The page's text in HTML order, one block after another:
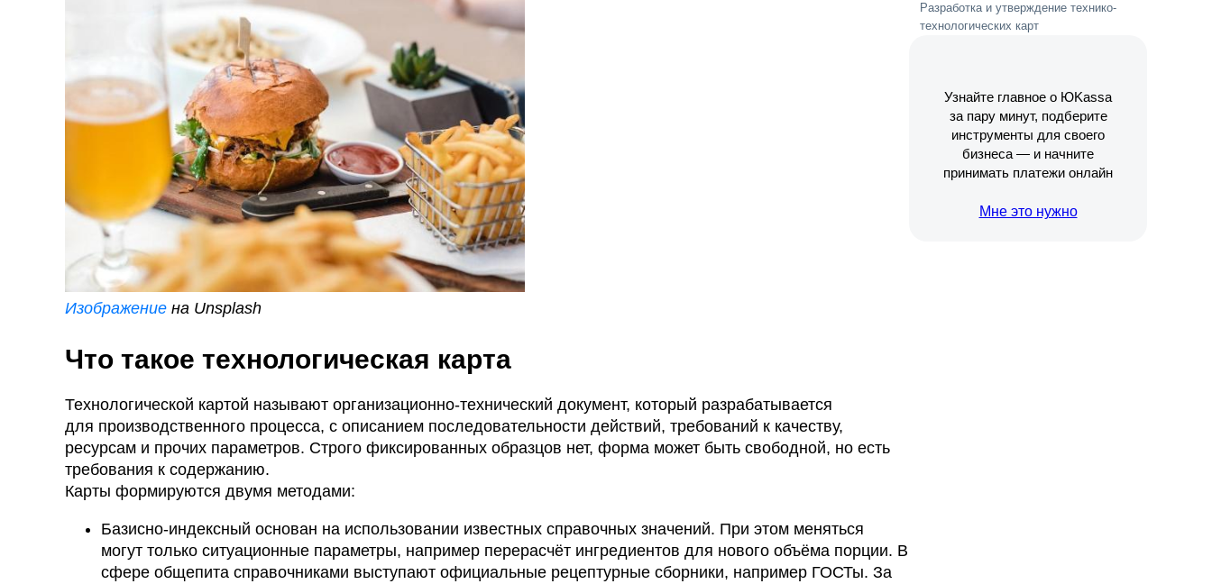
Разработка и утверждение технико-
технологических карт
Узнайте главное о ЮKassa
за пару минут, подберите
инструменты для своего
бизнеса — и начните
принимать платежи онлайн
Мне это нужно
Изображение на Unsplash
Что такое технологическая карта
Технологической картой называют организационно-технический документ, который разрабатывается
для производственного процесса, с описанием последовательности действий, требований к качеству,
ресурсам и прочих параметров. Строго фиксированных образцов нет, форма может быть свободной, но есть
требования к содержанию.
Карты формируются двумя методами:
Базисно-индексный основан на использовании известных справочных значений. При этом меняться
могут только ситуационные параметры, например перерасчёт ингредиентов для нового объёма порции. В
сфере общепита справочниками выступают официальные рецептурные сборники, например ГОСТы. За